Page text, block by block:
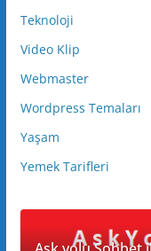
Teknoloji
Video Klip
Webmaster
Wordpress Temaları
Yaşam
Yemek Tarifleri